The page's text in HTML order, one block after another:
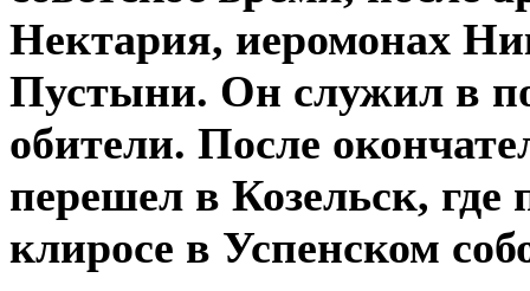
Нектария, иеромонах
Пустыни. Он служил в
обители. После
перешел в Козельск, где
клиросе в Успенском